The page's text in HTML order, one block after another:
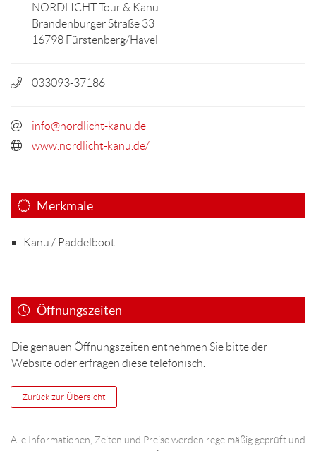
NORDLICHT Tour & Kanu
Brandenburger Straße 33
16798 Fürstenberg/Havel
033093-37186
info@nordlicht-kanu.de
www.nordlicht-kanu.de/
Merkmale
Kanu / Paddelboot
Öffnungszeiten
Die genauen Öffnungszeiten entnehmen Sie bitte der
Website oder erfragen diese telefonisch.
Zurück zur Übersicht
Alle Informationen, Zeiten und Preise werden regelmäßig geprüft und